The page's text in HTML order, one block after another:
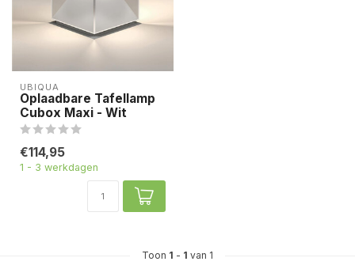
UBIQUA
Oplaadbare Tafellamp
Cubox Maxi - Wit
€114,95
1 - 3 werkdagen
Toon 1 - 1 van 1